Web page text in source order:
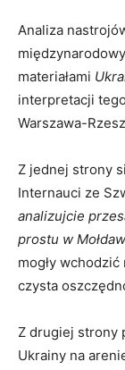
Analiza
materiałami
interpretacji
Warszawa-
Z jednej strony
Internauci ze
analizujcie
prostu w
mogły
czysta
Z drugiej strony
Ukrainy na